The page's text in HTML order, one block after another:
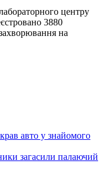
центру
3880
на
авто у знайомого
загасили палаючий